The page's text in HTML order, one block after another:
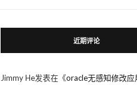
近期评论
Jimmy He发表在《oracle无感知修改应